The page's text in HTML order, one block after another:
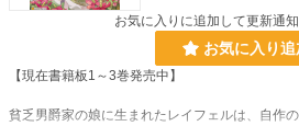
お気に入りに追加して更新通
お気に入り追
【現在書籍板1～3巻発売中】
貧乏男爵家の娘に生まれたレイフェルは、自作